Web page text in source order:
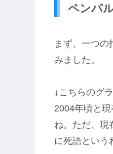
ペンパ
まず、一つ
みました。
↓こちらのグ
2004年頃と
ね。ただ、現
に死語という